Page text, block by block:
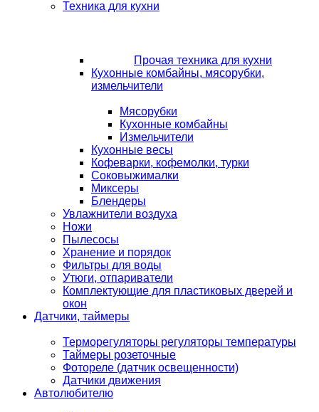
Техника для кухни
Прочая техника для кухни
Кухонные комбайны, мясорубки,
измельчители
Мясорубки
Кухонные комбайны
Измельчители
Кухонные весы
Кофеварки, кофемолки, турки
Соковыжималки
Миксеры
Блендеры
Увлажнители воздуха
Ножи
Пылесосы
Хранение и порядок
Фильтры для воды
Утюги, отпариватели
Комплектующие для пластиковых дверей и
окон
Датчики, таймеры
Терморегуляторы регуляторы температуры
Таймеры розеточные
Фотореле (датчик освещенности)
Датчики движения
Автолюбителю